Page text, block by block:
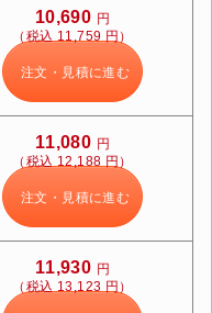
10,690 円
（税込 11,759 円）
注文・見積に進む
11,080 円
（税込 12,188 円）
注文・見積に進む
11,930 円
（税込 13,123 円）